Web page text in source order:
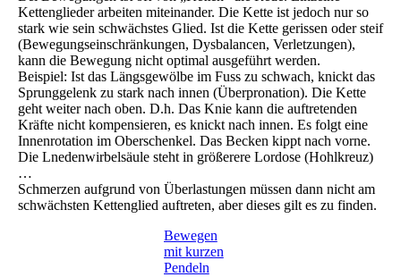
Kettenglieder arbeiten miteinander. Die Kette ist jedoch nur so
stark wie sein schwächstes Glied. Ist die Kette gerissen oder steif
(Bewegungseinschränkungen, Dysbalancen, Verletzungen),
kann die Bewegung nicht optimal ausgeführt werden.
Beispiel: Ist das Längsgewölbe im Fuss zu schwach, knickt das
Sprunggelenk zu stark nach innen (Überpronation). Die Kette
geht weiter nach oben. D.h. Das Knie kann die auftretenden
Kräfte nicht kompensieren, es knickt nach innen. Es folgt eine
Innenrotation im Oberschenkel. Das Becken kippt nach vorne.
Die Lnedenwirbelsäule steht in größerere Lordose (Hohlkreuz)
…
Schmerzen aufgrund von Überlastungen müssen dann nicht am
schwächsten Kettenglied auftreten, aber dieses gilt es zu finden.
Bewegen
mit kurzen
Pendeln